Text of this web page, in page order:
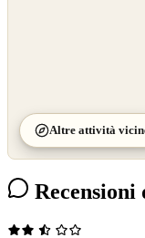
Altre attività
Recensioni